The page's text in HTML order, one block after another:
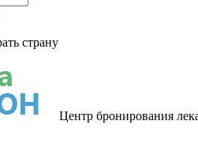
страну
Центр бронирования